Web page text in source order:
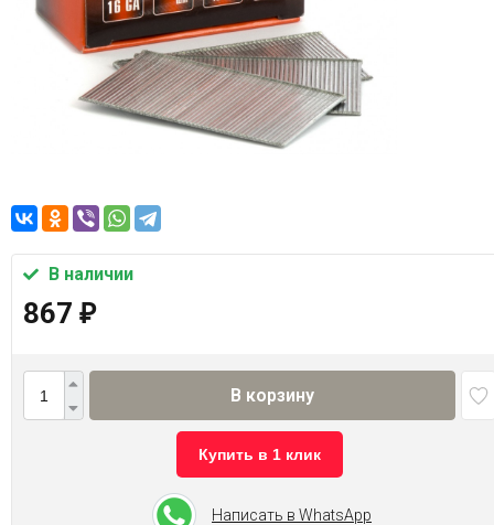
В наличии
867 ₽
В корзину
Купить в 1 клик
Написать в WhatsApp